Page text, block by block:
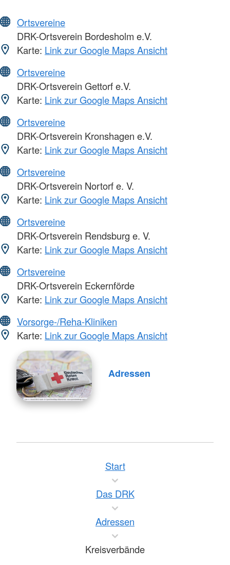
Ortsvereine
DRK-Ortsverein Bordesholm e.V.
Karte: Link zur Google Maps Ansicht
Ortsvereine
DRK-Ortsverein Gettorf e.V.
Karte: Link zur Google Maps Ansicht
Ortsvereine
DRK-Ortsverein Kronshagen e.V.
Karte: Link zur Google Maps Ansicht
Ortsvereine
DRK-Ortsverein Nortorf e. V.
Karte: Link zur Google Maps Ansicht
Ortsvereine
DRK-Ortsverein Rendsburg e. V.
Karte: Link zur Google Maps Ansicht
Ortsvereine
DRK-Ortsverein Eckernförde
Karte: Link zur Google Maps Ansicht
Vorsorge-/Reha-Kliniken
Karte: Link zur Google Maps Ansicht
Adressen
Start
Das DRK
Adressen
Kreisverbände